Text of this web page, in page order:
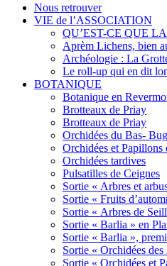
Nous retrouver
VIE de l’ASSOCIATION
QU’EST-CE QUE
Aprèm Lichens, bien
Archéologie : La
Le roll-up qui en dit
BOTANIQUE
Botanique en
Brotteaux de Priay
Brotteaux de Priay
Orchidées du Bas-
Orchidées et
Orchidées tardives
Pulsatilles de Ceignes
Sortie « Arbres et
Sortie « Fruits
Sortie « Arbres de
Sortie « Barlia » en
Sortie « Barlia »,
Sortie « Orchidées
Sortie « Orchidées et